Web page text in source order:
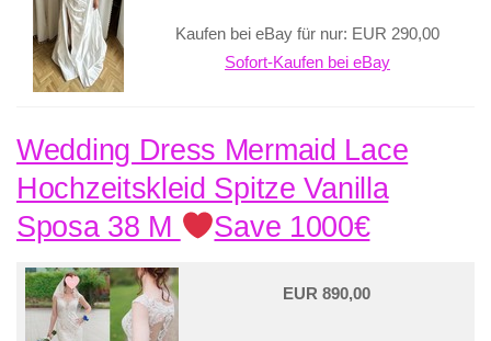
Kaufen bei eBay für nur: EUR 290,00
Sofort-Kaufen bei eBay
Wedding Dress Mermaid Lace
Hochzeitskleid Spitze Vanilla
Sposa 38 M
Save 1000€
EUR 890,00